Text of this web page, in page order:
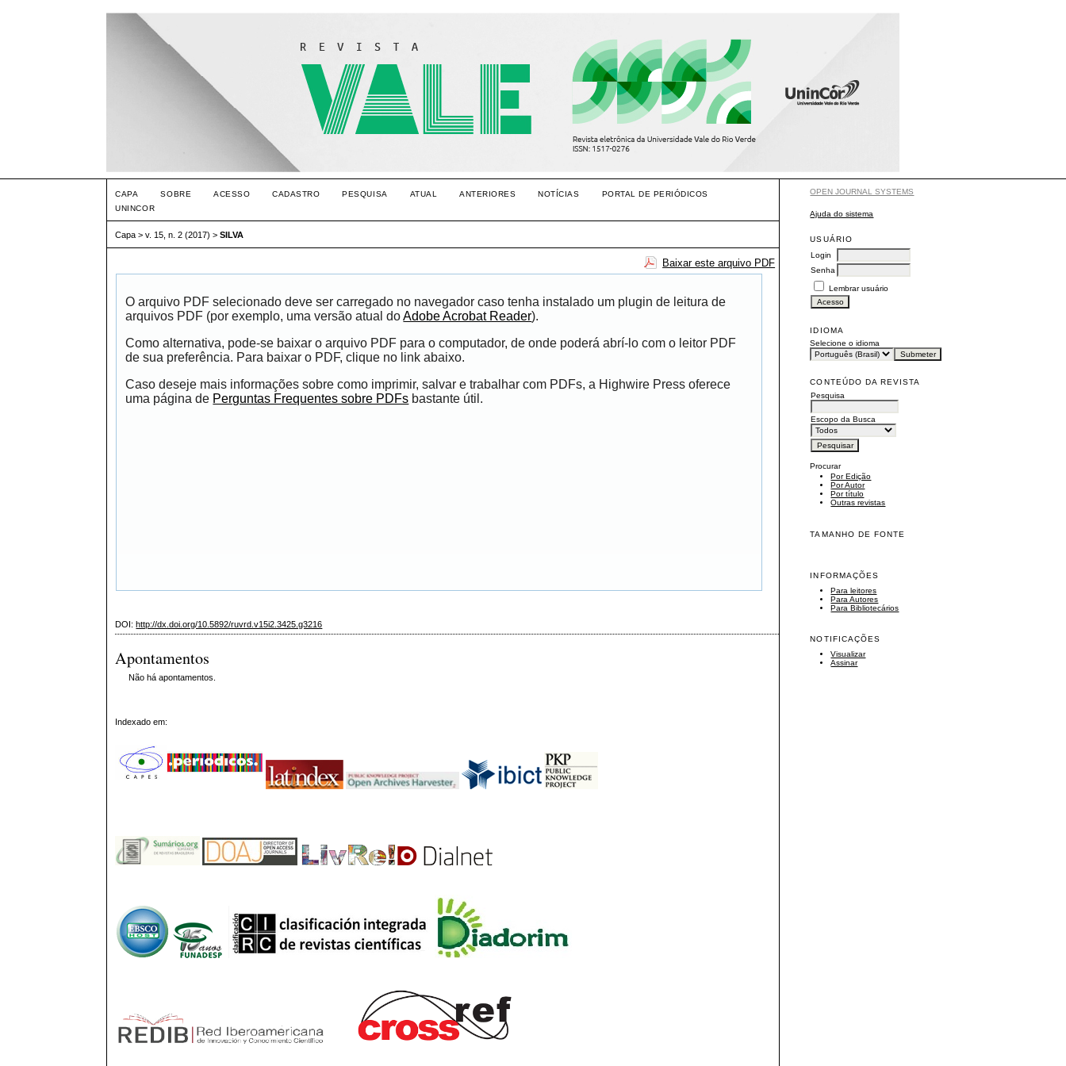
OPEN JOURNAL SYSTEMS
Ajuda do sistema
USUÁRIO
Login
Senha
Lembrar usuário
IDIOMA
Selecione o idioma
CONTEÚDO DA REVISTA
Pesquisa
Escopo da Busca
Procurar
Por Edição
Por Autor
Por título
Outras revistas
TAMANHO DE FONTE
INFORMAÇÕES
Para leitores
Para Autores
Para Bibliotecários
NOTIFICAÇÕES
Visualizar
Assinar
CAPA SOBRE ACESSO CADASTRO PESQUISA ATUAL ANTERIORES NOTÍCIAS
PORTAL DE PERIÓDICOS
UNINCOR
Capa >v. 15, n. 2 (2017) >SILVA
Baixar este arquivo PDF
O arquivo PDF selecionado deve ser carregado no navegador caso tenha instalado um plugin de leitura de
arquivos PDF (por exemplo, uma versão atual doAdobe Acrobat Reader).
Como alternativa, pode-se baixar o arquivo PDF para o computador, de onde poderá abrí-lo com o leitor PDF
de sua preferência. Para baixar o PDF, clique no link abaixo.
Caso deseje mais informações sobre como imprimir, salvar e trabalhar com PDFs, a Highwire Press oferece
uma página de Perguntas Frequentes sobre PDFs bastante útil.
DOI:http://dx.doi.org/10.5892/ruvrd.v15i2.3425.g3216
Apontamentos
Não há apontamentos.
Indexado em: